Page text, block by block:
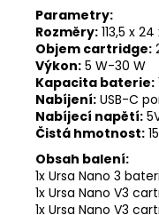
Parametry:
Rozměry: 113,5 x
Objem cartridge:
Výkon: 5 W-30 W
Kapacita baterie:
Nabíjení: USB-C
Nabíjecí napětí:
Čistá hmotnost:
Obsah balení:
1x Ursa Nano 3
1x Ursa Nano V3
1x Ursa Nano V3